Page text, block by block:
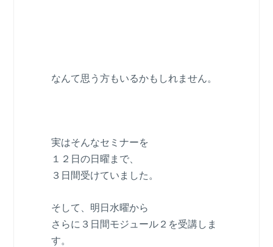
なんて思う方もいるかもしれません。
実はそんなセミナーを
１２日の日曜まで、
３日間受けていました。
そして、明日水曜から
さらに３日間モジュール２を受講しま
す。